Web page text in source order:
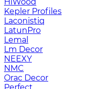
Kepler Profiles
Laconistiq
LatunPro
Lemal
Lm Decor
NEEXY
NMC
Orac Decor